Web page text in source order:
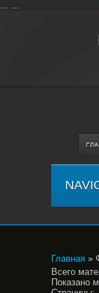
... ...
Главная »
Всего
Показано